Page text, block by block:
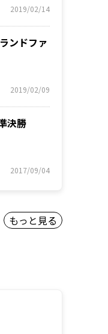
2019/02/14
ンドファ
2019/02/09
決勝
2017/09/04
もっと見る